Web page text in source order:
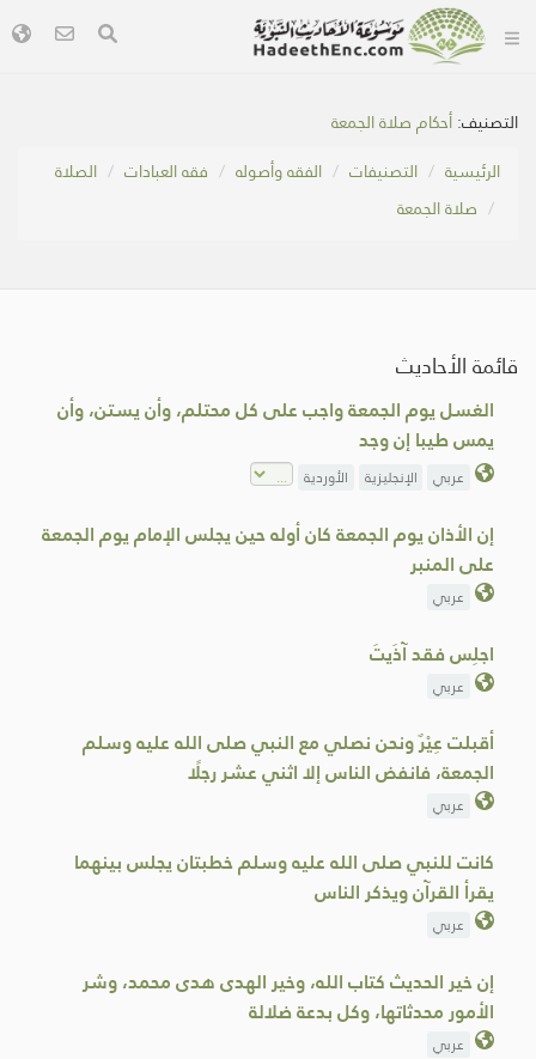
التصنيف:أحكام صلاة الجمعة
الرئيسية
التصنيفات الفقه وأصوله فقه العبادات
الصلاة
صلاة الجمعة
قائمة الأحاديث
الغسل يوم الجمعة واجب على كل محتلم، وأن يستن، وأن
يمس طيبا إن وجد
عربي الإنجليزية الأوردية
إن الأذان يوم الجمعة كان أوله حين يجلس الإمام يوم الجمعة
على المنبر
عربي
اجلِس فقد آذَيتَ
عربي
أقبلت عِيْرٌ ونحن نصلي مع النبي صلى الله عليه وسلم
الجمعة، فانفض الناس إلا اثني عشر رجلًا
عربي
كانت للنبي صلى الله عليه وسلم خطبتان يجلس بينهما
يقرأ القرآن ويذكر الناس
عربي
إن خير الحديث كتاب الله، وخير الهدى هدى محمد، وشر
الأمور محدثاتها، وكل بدعة ضلالة
عربي